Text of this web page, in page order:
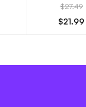
$27.49
$21.99